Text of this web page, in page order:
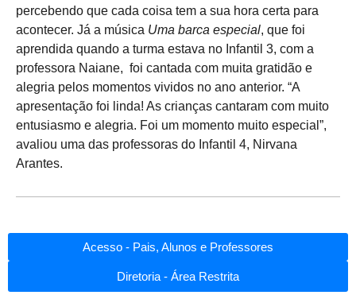
percebendo que cada coisa tem a sua hora certa para
acontecer. Já a música Uma barca especial, que foi
aprendida quando a turma estava no Infantil 3, com a
professora Naiane, foi cantada com muita gratidão e
alegria pelos momentos vividos no ano anterior. “A
apresentação foi linda! As crianças cantaram com muito
entusiasmo e alegria. Foi um momento muito especial”,
avaliou uma das professoras do Infantil 4, Nirvana
Arantes.
Acesso - Pais, Alunos e Professores
Diretoria - Área Restrita